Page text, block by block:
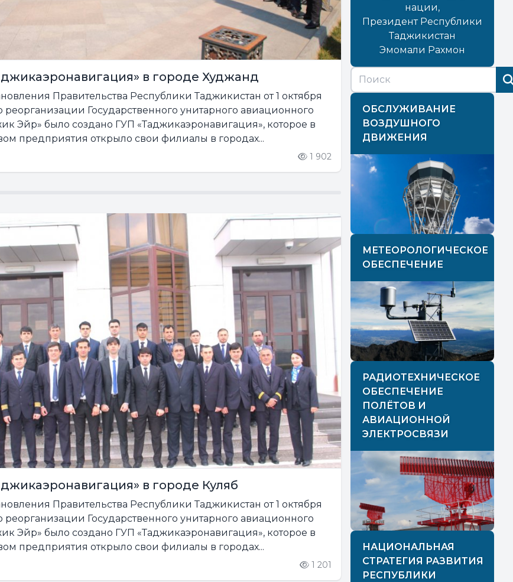
в городе Худжанд
Правительства Республики Таджикистан от 1 октября
реорганизации Государственного унитарного авиационного
Эйр» было создано ГУП «Таджикаэронавигация», которое в
предприятия открыло свои филиалы в городах...
1 902
в городе Куляб
Правительства Республики Таджикистан от 1 октября
реорганизации Государственного унитарного авиационного
Эйр» было создано ГУП «Таджикаэронавигация», которое в
предприятия открыло свои филиалы в городах...
1 201
нации,
Президент Республики
Таджикистан
Эмомали Рахмон
ОБСЛУЖИВАНИЕ
ВОЗДУШНОГО
ДВИЖЕНИЯ
МЕТЕОРОЛОГИЧЕСКОЕ
ОБЕСПЕЧЕНИЕ
РАДИОТЕХНИЧЕСКОЕ
ОБЕСПЕЧЕНИЕ
ПОЛЁТОВ И
АВИАЦИОННОЙ
ЭЛЕКТРОСВЯЗИ
НАЦИОНАЛЬНАЯ
СТРАТЕГИЯ РАЗВИТИЯ
РЕСПУБЛИКИ